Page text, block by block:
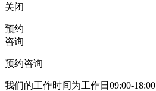
关闭
预约
咨询
预约咨询
我们的工作时间为工作日09:00-18:00